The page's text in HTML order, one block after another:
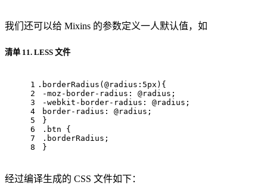
我们还可以给 Mixins 的参数定义一人默认值，如
清单 11. LESS 文件
1
2
3
4
5
6
7
8
.borderRadius ( @radius : 5px ){
-moz-border-radius : @radius ;
-webkit-border-radius : @radius ;
border-radius : @radius ;
}
.btn {
.borderRadius ;
}
经过编译生成的 CSS 文件如下：